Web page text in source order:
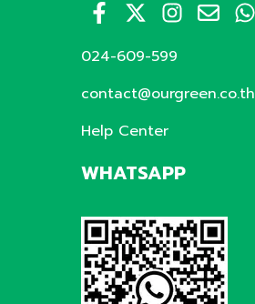
024-609-599
contact@ourgreen.co.th
Help Center
WHATSAPP